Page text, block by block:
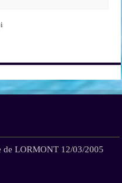
de LORMONT 12/03/2005